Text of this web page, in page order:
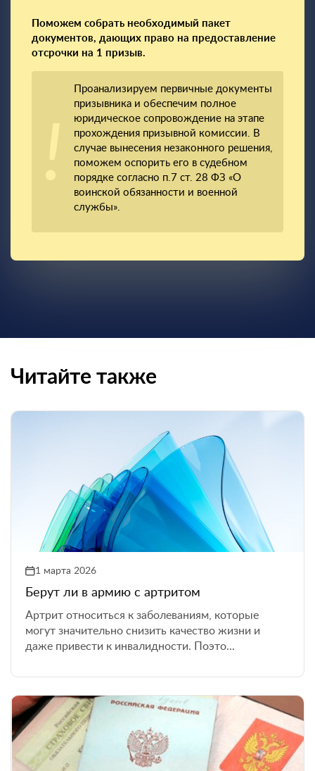
Поможем собрать необходимый пакет
документов, дающих право на предоставление
отсрочки на 1 призыв.
Проанализируем первичные документы
призывника и обеспечим полное
юридическое сопровождение на этапе
прохождения призывной комиссии. В
случае вынесения незаконного решения,
поможем оспорить его в судебном
порядке согласно п.7 ст. 28 ФЗ «О
воинской обязанности и военной
службы».
Читайте также
1 марта 2026
Берут ли в армию с артритом
Артрит относиться к заболеваниям, которые
могут значительно снизить качество жизни и
даже привести к инвалидности. Поэто...